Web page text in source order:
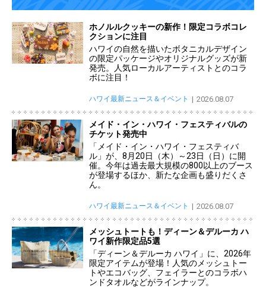
ホノルルクッキーの新作！限定コラボコレ
クションに注目
ハワイの自然を描いたボタニカルデザイン
の限定パッケージやオリジナルグッズが新
発売。人気ローカルアーティストとのコラ
ボに注目！
ハワイ最新ニュース＆イベント 2026.08.07
メイド・イン・ハワイ・フェスティバルの
チケット発売中
「メイド・イン・ハワイ・フェスティバ
ル」が、8月20日（木）～23日（日）に開
催。今年は過去最大規模の800以上のブース
が登場するほか、新たな企画も盛りだくさ
ん。
ハワイ最新ニュース＆イベント 2026.08.07
メッシュトートも！ディーン＆デルーカ ハ
ワイ新作限定品5選
「ディーン＆デルーカ ハワイ」に、2026年
限定アイテムが登場！人気のメッシュトー
トやエコバッグ、フェイラーとのコラボハ
ンドタオルなどがラインナップ。